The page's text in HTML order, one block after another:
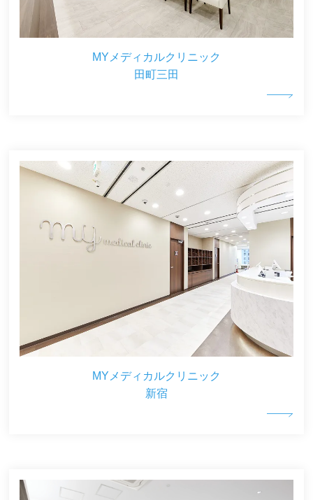
MYメディカルクリニック
田町三田
MYメディカルクリニック
新宿